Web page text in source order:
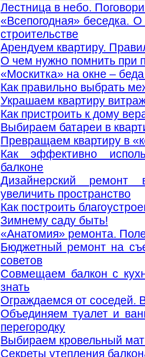
Лестница в небо.
«Всепогодная» беседка.
строительстве
Арендуем квартиру.
О чем нужно помнить при
«Москитка» на окне –
Как правильно выбрать
Украшаем квартиру
Как пристроить к дому
Выбираем батареи в
Превращаем квартиру в
Как эффективно
балконе
Дизайнерский
увеличить пространство
Как построить
Зимнему саду быть!
«Анатомия» ремонта.
Бюджетный ремонт на
советов
Совмещаем балкон с
знать
Ограждаемся от соседей.
Объединяем туалет и
перегородку
Выбираем кровельный
Секреты утепления